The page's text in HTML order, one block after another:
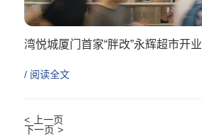
湾悦城厦门首家“胖改”永辉超市开业
/ 阅读全文
<
>